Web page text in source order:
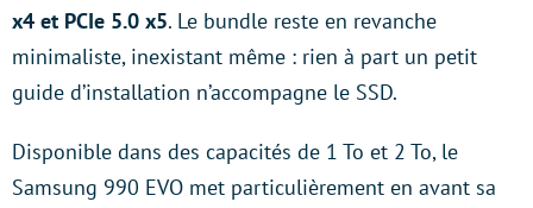
x4 et PCIe 5.0 x5. Le bundle reste en revanche
minimaliste, inexistant même : rien à part un petit
guide d’installation n’accompagne le SSD.
Disponible dans des capacités de 1 To et 2 To, le
Samsung 990 EVO met particulièrement en avant sa